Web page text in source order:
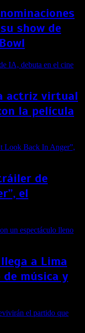
show de
actriz virtual
la película
de
el
a Lima
música y